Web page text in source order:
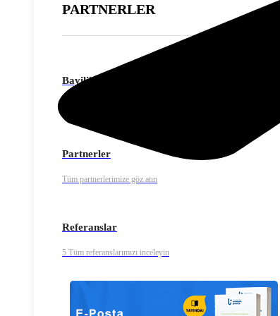
PARTNERLER
Bayilik Programı
Partnerler
Tüm partnerlerimize göz atın
Referanslar
5 Tüm referanslarımızı inceleyin